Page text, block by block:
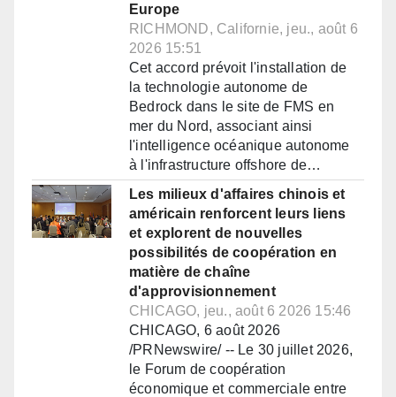
Europe
RICHMOND, Californie, jeu., août 6
2026 15:51
Cet accord prévoit l'installation de
la technologie autonome de
Bedrock dans le site de FMS en
mer du Nord, associant ainsi
l'intelligence océanique autonome
à l'infrastructure offshore de…
Les milieux d'affaires chinois et
américain renforcent leurs liens
et explorent de nouvelles
possibilités de coopération en
matière de chaîne
d'approvisionnement
CHICAGO, jeu., août 6 2026 15:46
CHICAGO, 6 août 2026
/PRNewswire/ -- Le 30 juillet 2026,
le Forum de coopération
économique et commerciale entre